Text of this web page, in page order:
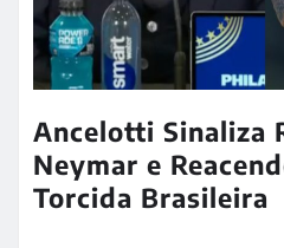
Ancelotti Sinaliza
Neymar e
Torcida Brasileira